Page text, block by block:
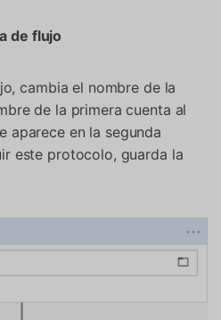
de flujo
cambia el nombre de la
de la primera cuenta al
aparece en la segunda
este protocolo, guarda la